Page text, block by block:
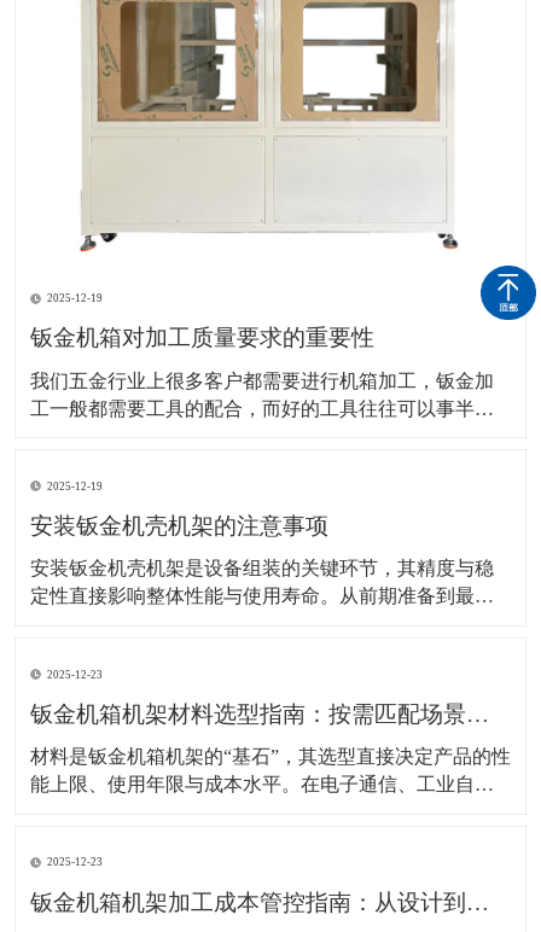
2025-12-19
钣金机箱对加工质量要求的重要性
我们五金行业上很多客户都需要进行机箱加工，钣金加
工一般都需要工具的配合，而好的工具往往可以事半功
备、成型设备、焊接设备，车床等。在前期加工之前客
户需要进行说明要求进行设计图纸。 该技术的应用在机
2025-12-19
安装钣金机壳机架的注意事项
安装钣金机壳机架是设备组装的关键环节，其精度与稳
定性直接影响整体性能与使用寿命。从前期准备到最终
前的环境与工具准备是基础保障。工作场地需保持清洁
干燥，避免灰尘或湿气侵入机壳内部，尤其是电子设备
2025-12-23
钣金机箱机架材料选型指南：按需匹配场景，兼顾性能与经济性
材料是钣金机箱机架的“基石”，其选型直接决定产品的性
能上限、使用年限与成本水平。在电子通信、工业自动
计人员常因材料选型不当，出现“过度设计增加成
本”或“性能不足导致故障”的问题。本文将结合主流材料
2025-12-23
钣金机箱机架加工成本管控指南：从设计到生产的全流程降本策略